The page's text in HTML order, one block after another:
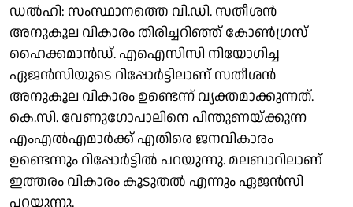
ഡൽഹി: സംസ്ഥാനത്തെ വി.ഡി. സതീശൻ
അനുകൂല വികാരം തിരിച്ചറിഞ്ഞ് കോൺഗ്രസ്
ഹൈക്കമാൻഡ്. എഐസിസി നിയോഗിച്ച
ഏജൻസിയുടെ റിപ്പോർട്ടിലാണ് സതീശൻ
അനുകൂല വികാരം ഉണ്ടെന്ന് വ്യക്തമാക്കുന്നത്.
കെ.സി. വേണുഗോപാലിനെ പിന്തുണയ്ക്കുന്ന
എംഎൽഎമാർക്ക് എതിരെ ജനവികാരം
ഉണ്ടെന്നും റിപ്പോർട്ടിൽ പറയുന്നു. മലബാറിലാണ്
ഇത്തരം വികാരം കൂടുതൽ എന്നും ഏജൻസി
പറയുന്നു.